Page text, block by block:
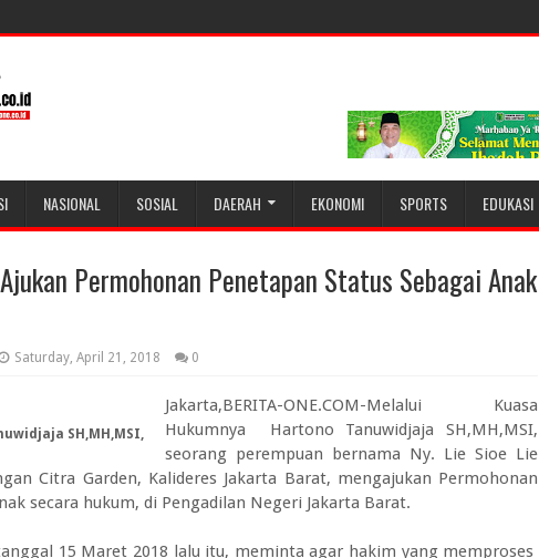
NASIONAL SOSIAL DAERAH EKONOMI SPORTS EDUKASI
Permohonan Penetapan Status Sebagai Anak
Saturday, April 21, 2018 0
SH,MH,MSI,
Jakarta,BERITA-ONE.COM-Melalui Kuasa
Hukumnya Hartono Tanuwidjaja SH,MH,MSI,
seorang perempuan bernama Ny. Lie Sioe Lie
Citra Garden, Kalideres Jakarta Barat, mengajukan Permohonan
secara hukum, di Pengadilan Negeri Jakarta Barat.
15 Maret 2018 lalu itu, meminta agar hakim yang memproses